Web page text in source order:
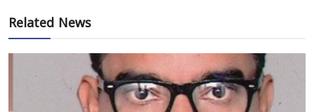
Related News